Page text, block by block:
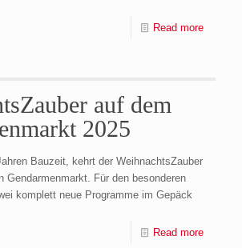
Read more
auf dem
2025
Bauzeit, kehrt der WeihnachtsZauber
Gendarmenmarkt. Für den besonderen
komplett neue Programme im Gepäck
Read more